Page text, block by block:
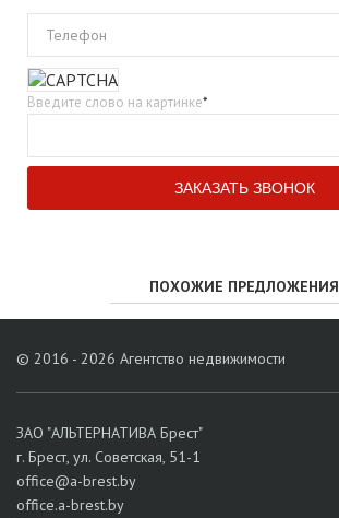
Телефон
Введите слово на картинке*
ПОХОЖИЕ ПРЕДЛОЖЕНИЯ
© 2016 - 2026 Агентство недвижимости
ЗАО "АЛЬТЕРНАТИВА Брест"
г. Брест, ул. Советская, 51-1
office@a-brest.by
office.a-brest.by